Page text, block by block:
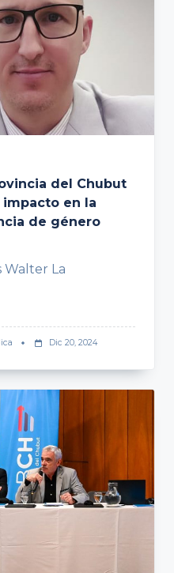
del Chubut
impacto en la
de género
Walter La
Dic 20, 2024